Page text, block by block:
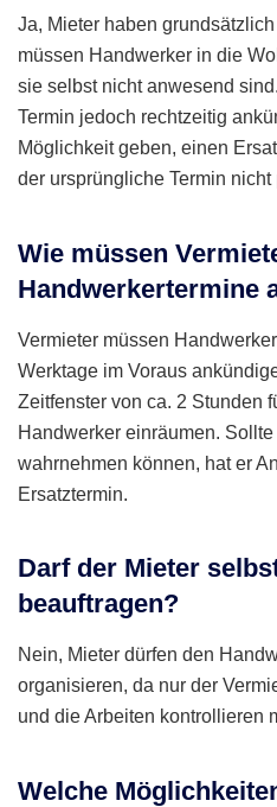
Ja, Mieter haben
müssen Handwerker in die
sie selbst nicht anwesend
Termin jedoch rechtzeitig
Möglichkeit geben, einen
der ursprüngliche Termin nicht
Wie müssen
Handwerkertermine
Vermieter müssen
Werktage im Voraus
Zeitfenster von ca. 2 Stunden
Handwerker einräumen.
wahrnehmen können, hat er
Ersatztermin.
Darf der Mieter
beauftragen?
Nein, Mieter dürfen den
organisieren, da nur der
und die Arbeiten kontrollieren
Welche